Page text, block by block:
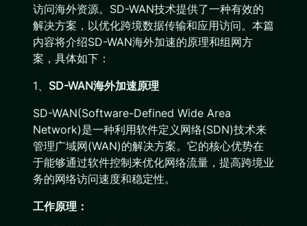
访问海外资源。SD-WAN技术提供了一种有效的
解决方案，以优化跨境数据传输和应用访问。本篇
内容将介绍SD-WAN海外加速的原理和组网方
案，具体如下：
1、 SD-WAN海外加速原理
SD-WAN(Software-Defined Wide Area
Network)是一种利用软件定义网络(SDN)技术来
管理广域网(WAN)的解决方案。它的核心优势在
于能够通过软件控制来优化网络流量，提高跨境业
务的网络访问速度和稳定性。
工作原理：